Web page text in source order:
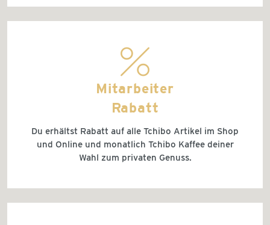
discountshop
Mitarbeiter
Rabatt
Du erhältst Rabatt auf alle Tchibo Artikel im Shop
und Online und monatlich Tchibo Kaffee deiner
Wahl zum privaten Genuss.